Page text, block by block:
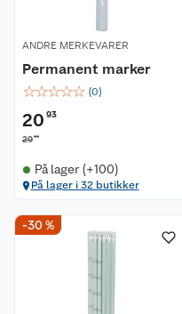
ANDRE MERKEVARER
Permanent marker
☆☆☆☆☆ (0)
20 93
2990
På lager (+100)
På lager i 32 butikker
-30 %